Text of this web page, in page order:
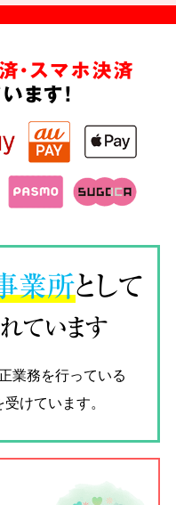
・スマホ決済
ます!
業所として
ています
業務を行っている
けています。